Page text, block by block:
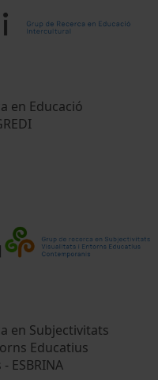
en Educació
en Subjectivitats
Educatius
ESBRINA